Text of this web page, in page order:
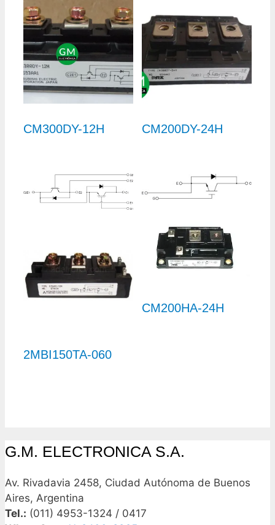
CM300DY-12H CM200DY-24H
2MBI150TA-060
CM200HA-24H
G.M. ELECTRONICA S.A.
Av. Rivadavia 2458, Ciudad Autónoma de Buenos
Aires, Argentina
Tel.: (011) 4953-1324 / 0417